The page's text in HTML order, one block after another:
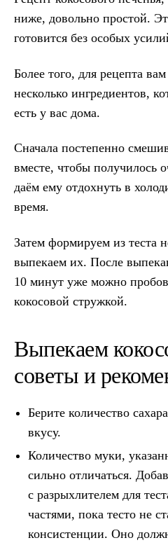
ниже, довольно простой.
готовится без особых
Более того, для рецепта
несколько ингредиентов,
есть у вас дома.
Сначала постепенно
вместе, чтобы получилось
даём ему отдохнуть в
время.
Затем формируем из теста
выпекаем их. После
10 минут уже можно
кокосовой стружкой.
Выпекаем
советы и
Берите количество
вкусу.
Количество муки,
сильно отличаться.
с разрыхлителем для
частями, пока тесто не
консистенции. Оно